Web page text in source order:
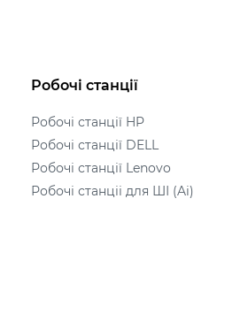
Робочі станції
Робочі станції HP
Робочі станції DELL
Робочі станції Lenovo
Робочі станціі для ШІ (Ai)